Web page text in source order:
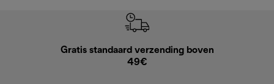
Gratis standaard verzending boven
49€